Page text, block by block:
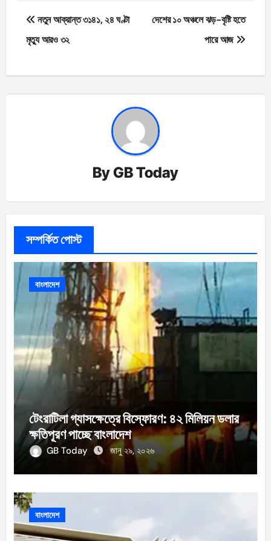
Post
navigation
নতুন আক্রান্ত ৩১৪১, ২৪ ঘণ্টা
মৃত্যু আরও ৩২
দেশের ১০ অঞ্চলে ঝড়-বৃষ্টি হতে
পারে আজ
ByGB Today
সম্পর্কিত পোস্ট
বাংলাদেশ
টেংরাটিলা গ্যাসক্ষেত্রে বিস্ফোরণ: ৪২ মিলিয়ন ডলার
ক্ষতিপূরণ পাচ্ছে বাংলাদেশ
GB Today জানু ২৯, ২০২৬
বাংলাদেশ